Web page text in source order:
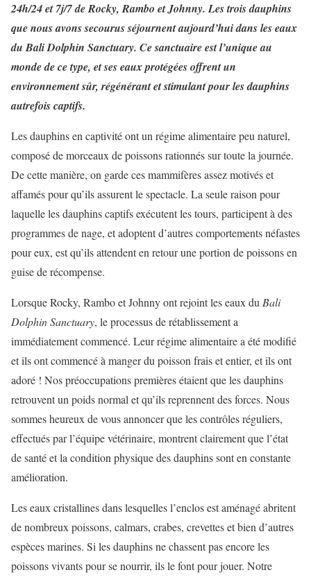
24h/24 et 7j/7 de Rocky, Rambo et Johnny. Les trois dauphins
que nous avons secourus séjournent aujourd’hui dans les eaux
du Bali Dolphin Sanctuary. Ce sanctuaire est l’unique au
monde de ce type, et ses eaux protégées offrent un
environnement sûr, régénérant et stimulant pour les dauphins
autrefois captifs.
Les dauphins en captivité ont un régime alimentaire peu naturel,
composé de morceaux de poissons rationnés sur toute la journée.
De cette manière, on garde ces mammifères assez motivés et
affamés pour qu’ils assurent le spectacle. La seule raison pour
laquelle les dauphins captifs exécutent les tours, participent à des
programmes de nage, et adoptent d’autres comportements néfastes
pour eux, est qu’ils attendent en retour une portion de poissons en
guise de récompense.
Lorsque Rocky, Rambo et Johnny ont rejoint les eaux du Bali
Dolphin Sanctuary, le processus de rétablissement a
immédiatement commencé. Leur régime alimentaire a été modifié
et ils ont commencé à manger du poisson frais et entier, et ils ont
adoré ! Nos préoccupations premières étaient que les dauphins
retrouvent un poids normal et qu’ils reprennent des forces. Nous
sommes heureux de vous annoncer que les contrôles réguliers,
effectués par l’équipe vétérinaire, montrent clairement que l’état
de santé et la condition physique des dauphins sont en constante
amélioration.
Les eaux cristallines dans lesquelles l’enclos est aménagé abritent
de nombreux poissons, calmars, crabes, crevettes et bien d’autres
espèces marines. Si les dauphins ne chassent pas encore les
poissons vivants pour se nourrir, ils le font pour jouer. Notre